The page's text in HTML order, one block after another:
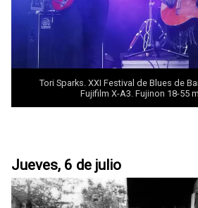
Tori Sparks. XXI Festival de Blues de
Fujifilm X-A3. Fujinon 18-55
Jueves, 6 de julio